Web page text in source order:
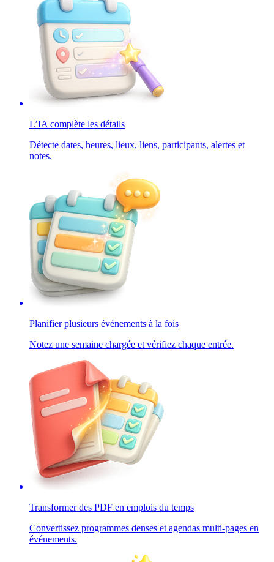
L’IA complète les détails
Détecte dates, heures, lieux, liens, participants, alertes et
notes.
Planifier plusieurs événements à la fois
Notez une semaine chargée et vérifiez chaque entrée.
Transformer des PDF en emplois du temps
Convertissez programmes denses et agendas multi-pages en
événements.